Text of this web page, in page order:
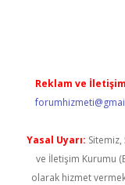
Reklam ve
Yasal Uyarı:
ve İletişim Kurumu
olarak hizmet